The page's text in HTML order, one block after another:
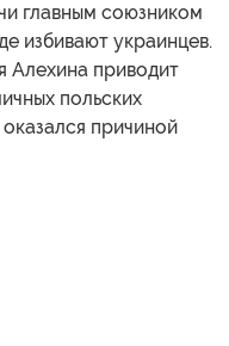
главным союзником
избивают украинцев.
Алехина приводит
польских
причиной